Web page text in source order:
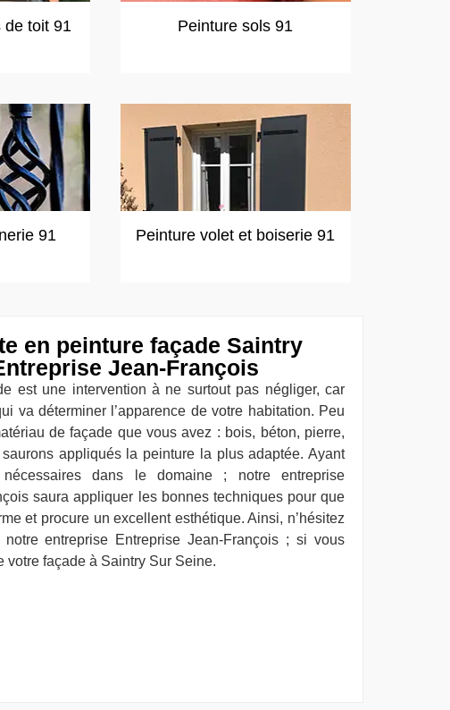
de toit 91 Peinture sols 91
91 Peinture volet et boiserie 91
en peinture façade Saintry
Jean-François
est une intervention à ne surtout pas négliger, car
va déterminer l’apparence de votre habitation. Peu
de façade que vous avez : bois, béton, pierre,
appliqués la peinture la plus adaptée. Ayant
nécessaires dans le domaine ; notre entreprise
saura appliquer les bonnes techniques pour que
et procure un excellent esthétique. Ainsi, n’hésitez
entreprise Entreprise Jean-François ; si vous
votre façade à Saintry Sur Seine.